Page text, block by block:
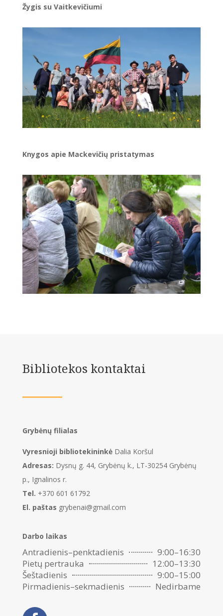
Žygis su Vaitkevičiumi
Knygos apie Mackevičių pristatymas
Bibliotekos kontaktai
Grybėnų filialas
Vyresnioji bibliotekininkėDalia Koršul
Adresas: Dysnų g. 44, Grybėnų k., LT-30254 Grybėnų
p., Ignalinos r.
Tel. +370 601 61792
El. paštas grybenai@gmail.com
Darbo laikas
Antradienis–penktadienis
9:00–16:30
Pietų pertrauka
12:00–13:30
Šeštadienis
9:00–15:00
Pirmadienis–sekmadienis
Nedirbame